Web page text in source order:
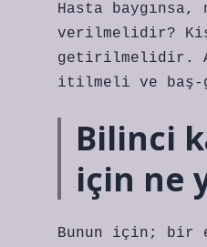
Hasta
verilmelidir? Kişi
getirilmelidir.
itilmeli ve baş-
Bilinci
için ne
Bunun için; bir